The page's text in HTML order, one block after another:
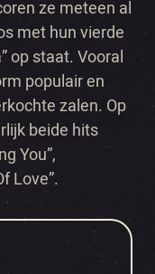
ze meteen al
met hun vierde
op staat. Vooral
populair en
zalen. Op
beide hits
You”,
Love”.